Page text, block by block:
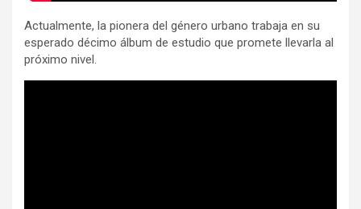
Actualmente, la pionera del género urbano trabaja en su
esperado décimo álbum de estudio que promete llevarla al
próximo nivel.